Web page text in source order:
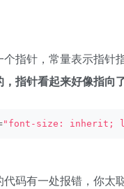
指针，常量表示指针
指针看起来好像指向
"font-size: inherit;
码有一处报错，你太